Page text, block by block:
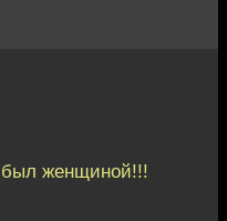
был женщиной!!!